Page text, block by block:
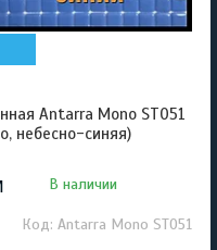
Antarra Mono ST051
небесно-синяя)
В наличии
Antarra Mono ST051